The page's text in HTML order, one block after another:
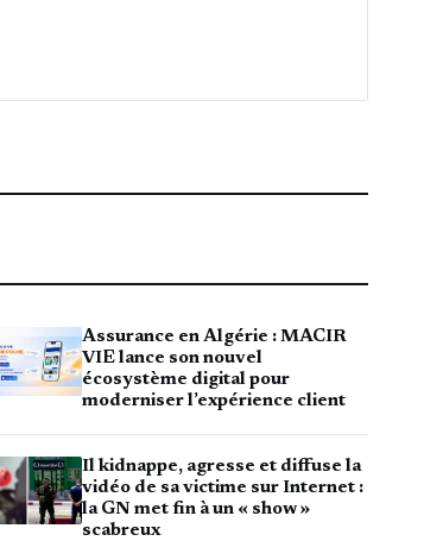
Assurance en Algérie : MACIR
VIE lance son nouvel
écosystème digital pour
moderniser l’expérience client
Il kidnappe, agresse et diffuse la
vidéo de sa victime sur Internet :
la GN met fin à un « show »
scabreux